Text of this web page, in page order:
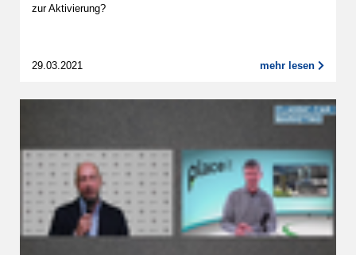
zur Aktivierung?
29.03.2021 mehr lesen